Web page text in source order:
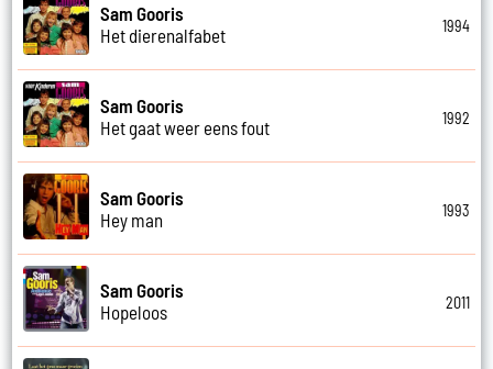
Sam Gooris
Het dierenalfabet
1994
Sam Gooris
Het gaat weer eens fout
1992
Sam Gooris
Hey man
1993
Sam Gooris
Hopeloos
2011